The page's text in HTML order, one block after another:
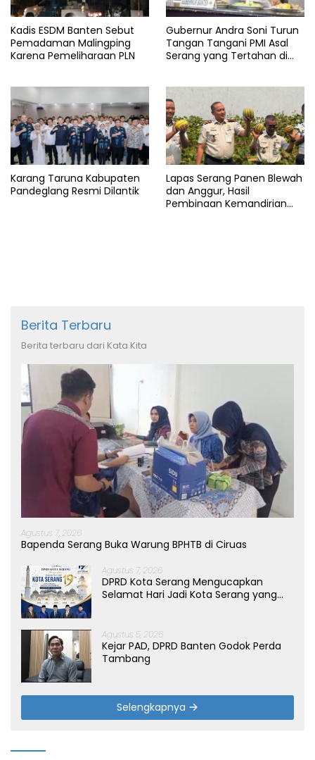
Kadis ESDM Banten Sebut
Pemadaman Malingping
Karena Pemeliharaan PLN
Gubernur Andra Soni Turun
Tangan Tangani PMI Asal
Serang yang Tertahan di
Karang Taruna Kabupaten
Pandeglang Resmi Dilantik
Lapas Serang Panen Blewah
dan Anggur, Hasil
Pembinaan Kemandirian
Berita Terbaru
Berita terbaru dari Kata Kita
Agustus 7, 2026
Bapenda Serang Buka Warung BPHTB di Ciruas
Agustus 7, 2026
DPRD Kota Serang Mengucapkan
Selamat Hari Jadi Kota Serang yang
Agustus 5, 2026
Kejar PAD, DPRD Banten Godok Perda
Tambang
Selengkapnya